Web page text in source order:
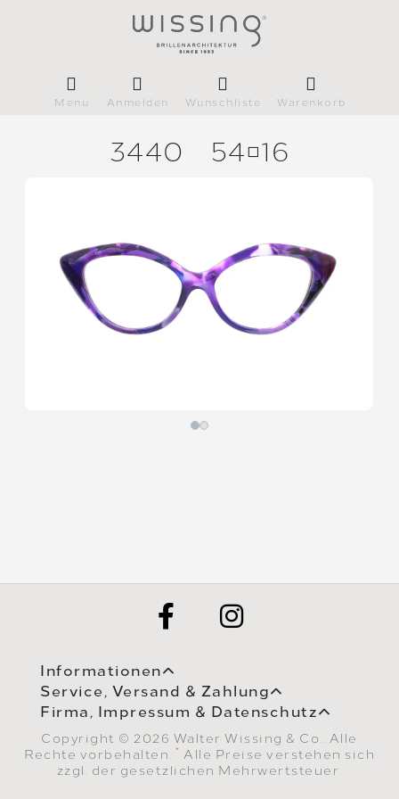
Menü Anmelden Wunschliste Warenkorb
3440 5416
Informationen
Service, Versand & Zahlung
Firma, Impressum & Datenschutz
Copyright © 2026 Walter Wissing & Co.. Alle
Rechte vorbehalten.
* Alle Preise verstehen sich
zzgl. der gesetzlichen Mehrwertsteuer.